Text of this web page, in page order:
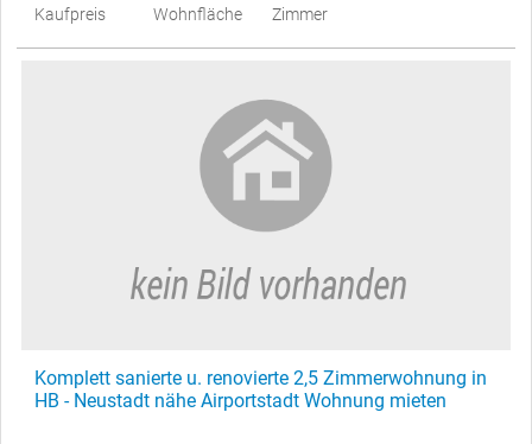
Kaufpreis
Wohnfläche
Zimmer
Komplett sanierte u. renovierte 2,5 Zimmerwohnung in
HB - Neustadt nähe Airportstadt Wohnung mieten